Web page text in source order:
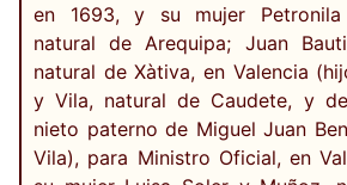
en 1693, y su mujer Petronila
natural de Arequipa; Juan
natural de Xàtiva, en Valencia
y Vila, natural de Caudete, y
nieto paterno de Miguel Juan
Vila), para Ministro Oficial, en